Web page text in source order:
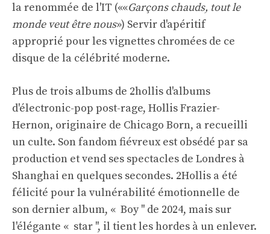
la renommée de l'IT (««Garçons chauds, tout le
monde veut être nous») Servir d'apéritif
approprié pour les vignettes chromées de ce
disque de la célébrité moderne.
Plus de trois albums de 2hollis d'albums
d'électronic-pop post-rage, Hollis Frazier-
Hernon, originaire de Chicago Born, a recueilli
un culte. Son fandom fiévreux est obsédé par sa
production et vend ses spectacles de Londres à
Shanghai en quelques secondes. 2Hollis a été
félicité pour la vulnérabilité émotionnelle de
son dernier album, « Boy '' de 2024, mais sur
l'élégante « star '', il tient les hordes à un enlever.